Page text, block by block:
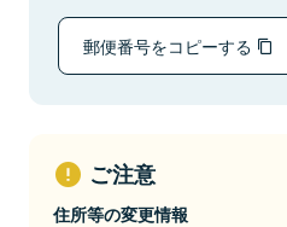
郵便番号をコピーする
ご注意
住所等の変更情報